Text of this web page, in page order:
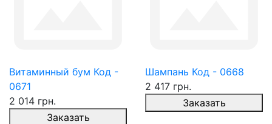
Витаминный бум Код -
0671
2 014 грн.
Заказать
Шампань Код - 0668
2 417 грн.
Заказать